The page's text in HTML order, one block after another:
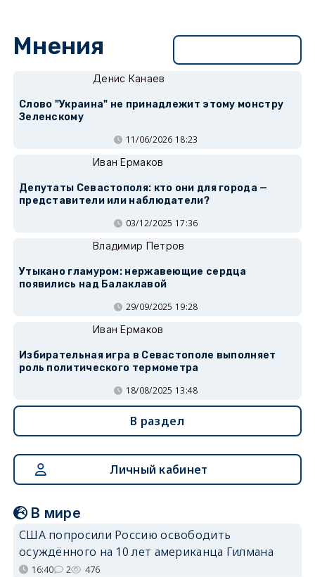
Мнения
Денис Канаев
Слово "Украина" не принадлежит этому монстру
Зеленскому
11/06/2026 18:23
Иван Ермаков
Депутаты Севастополя: кто они для города —
представители или наблюдатели?
03/12/2025 17:36
Владимир Петров
Утыкано гламуром: нержавеющие сердца
появились над Балаклавой
29/09/2025 19:28
Иван Ермаков
Избирательная игра в Севастополе выполняет
роль политического термометра
18/08/2025 13:48
В раздел
Личный кабинет
В мире
США попросили Россию освободить
осуждённого на 10 лет американца Гилмана
16:40 2 476